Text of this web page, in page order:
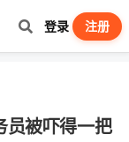
登录 注册
员被吓得一把